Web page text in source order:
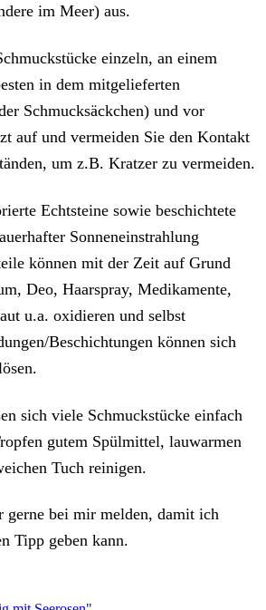
im Meer) aus.
einzeln, an einem
in dem mitgelieferten
Schmucksäckchen) und vor
auf und vermeiden Sie den Kontakt
um z.B. Kratzer zu vermeiden.
Echtsteine sowie beschichtete
Sonneneinstrahlung
können mit der Zeit auf Grund
Deo, Haarspray, Medikamente,
u.a. oxidieren und selbst
Beschichtungen können sich
sich viele Schmuckstücke einfach
gutem Spülmittel, lauwarmen
Tuch reinigen.
gerne bei mir melden, damit ich
Tipp geben kann.